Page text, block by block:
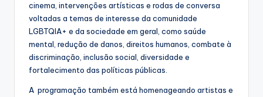
cinema, intervenções artísticas e rodas de conversa
voltadas a temas de interesse da comunidade
LGBTQIA+ e da sociedade em geral, como saúde
mental, redução de danos, direitos humanos, combate à
discriminação, inclusão social, diversidade e
fortalecimento das políticas públicas.
A programação também está homenageando artistas e